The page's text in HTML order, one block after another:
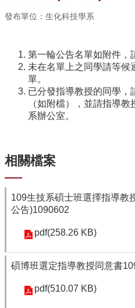
系
簡
區
大
學
部
士
班
發布單位：生化科技學系
第一輪公告名單如附件，
未在名單上之同學請等候
單。
已分發指導教授的同學，
（如附檔），並請指導
系辦公室。
相關檔案
109生技系碩士班選擇指導教
公告)1090602
pdf(258.26 KB)
碩博班選定指導教授同意書
pdf(510.07 KB)